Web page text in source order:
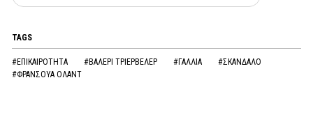
TAGS
#ΕΠΙΚΑΙΡΟΤΗΤΑ #ΒΑΛΕΡΙ ΤΡΙΕΡΒΕΛΕΡ #ΓΑΛΛΙΑ
#ΣΚΑΝΔΑΛΟ
#ΦΡΑΝΣΟΥΑ ΟΛΑΝΤ